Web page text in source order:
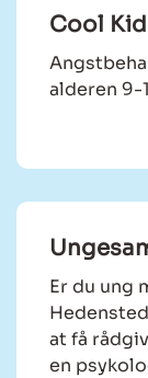
Cool
alderen 9-
Er du ung
at få
en